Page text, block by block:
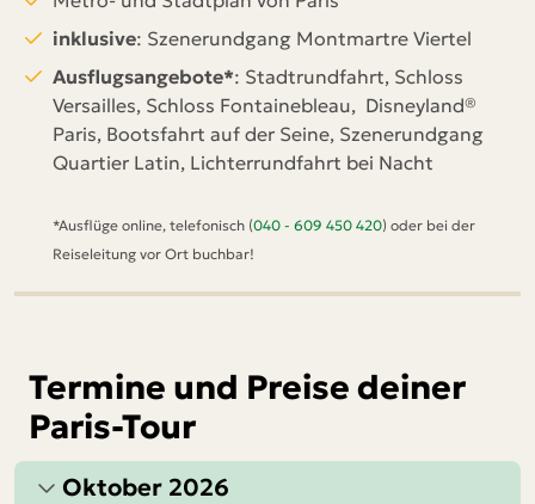
inklusive: Szenerundgang Montmartre Viertel
Ausflugsangebote*: Stadtrundfahrt, Schloss
Versailles, Schloss Fontainebleau, Disneyland®
Paris, Bootsfahrt auf der Seine, Szenerundgang
Quartier Latin, Lichterrundfahrt bei Nacht
*Ausflüge online, telefonisch (040 - 609 450 420) oder bei der
Reiseleitung vor Ort buchbar!
Termine und Preise deiner
Paris-Tour
Oktober 2026